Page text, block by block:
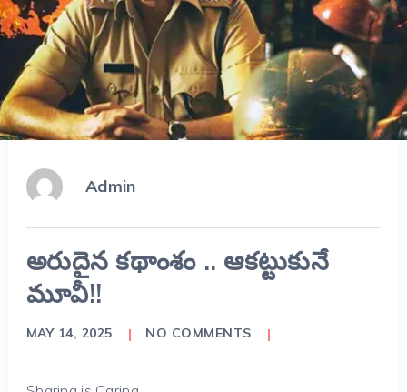
Admin
అరుదైన కథాంశం .. ఆకట్టుకునే
మూవీ!!
MAY 14, 2025 NO COMMENTS